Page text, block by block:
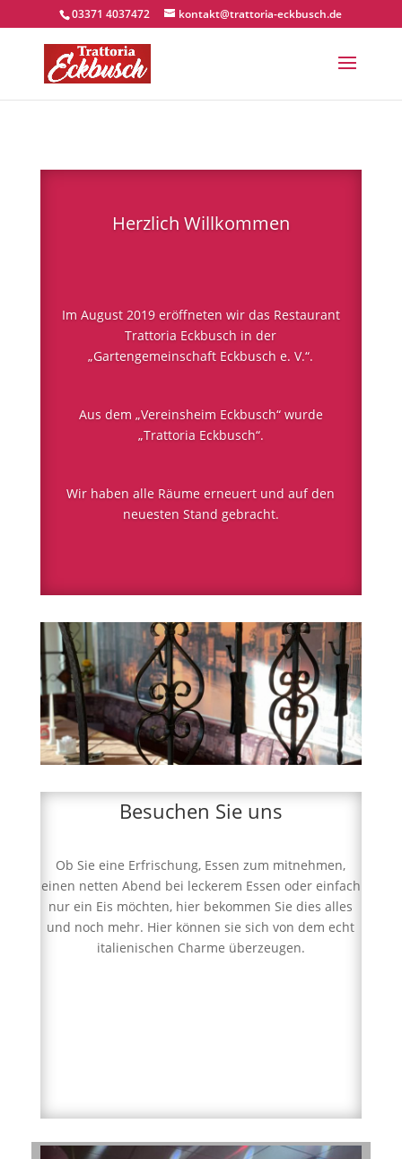
03371 4037472 kontakt@trattoria-eckbusch.de
Herzlich Willkommen
Im August 2019 eröffneten wir das Restaurant
Trattoria Eckbusch in der
„Gartengemeinschaft Eckbusch e. V.“.
Aus dem „Vereinsheim Eckbusch“ wurde
„Trattoria Eckbusch“.
Wir haben alle Räume erneuert und auf den
neuesten Stand gebracht.
Besuchen Sie uns
Ob Sie eine Erfrischung, Essen zum mitnehmen,
einen netten Abend bei leckerem Essen oder einfach
nur ein Eis möchten, hier bekommen Sie dies alles
und noch mehr. Hier können sie sich von dem echt
italienischen Charme überzeugen.